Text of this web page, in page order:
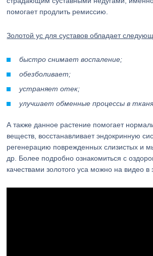
помогает продлить ремиссию.
Золотой ус для суставов обладает
быстро снимает воспаление;
обезболивает;
устраняет отек;
улучшает обменные процессы в
А также данное растение помогает
веществ, восстанавливает эндокринную
регенерацию поврежденных слизистых и
др. Более подробно ознакомиться с
качествами золотого уса можно на видео в